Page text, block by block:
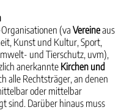
(vaVereineaus
Kunst und Kultur, Sport,
und Tierschutz, uvm),
anerkannteKirchen und
alle Rechtsträger, an denen
oder mittelbar
sind. Darüber hinaus muss